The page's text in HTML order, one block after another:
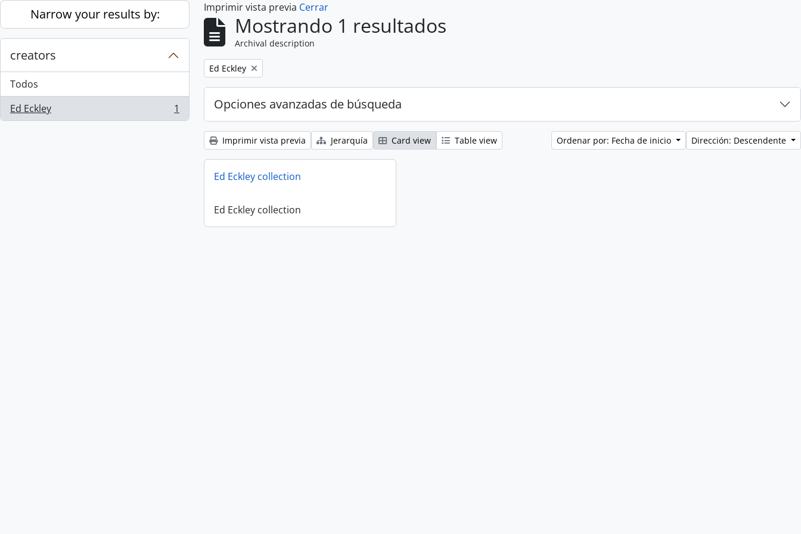
Skip to main content
Narrow your results by:
creators
Todos
Ed Eckley
, 1 resultados 1
Imprimir vista previa Cerrar
Mostrando 1 resultados
Archival description
Remove filter:
Ed Eckley
Opciones avanzadas de búsqueda
Imprimir vista previa Jerarquía Card view Table view Ordenar por: Fecha de inicio Dirección: Descendente
Ed Eckley collection
Ed Eckley collection